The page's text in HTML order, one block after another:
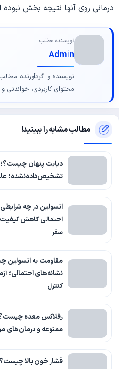
درمانی روی آنها نتیجه بخش
نویسنده مطلب
Admin
نویسنده و گردآورنده
محتوای کاربردی، خواندنی و
مطالب مشابه را ببینید!
دیابت پنهان
تشخیص‌داده‌نشده؛
انسولین در چه
احتمالی کاهش
سفر
مقاومت به انسولین
نشانه‌های احتمالی؛
کنترل
رفلاکس معده چیست؟
ممنوعه و درمان‌های
فشار خون بالا